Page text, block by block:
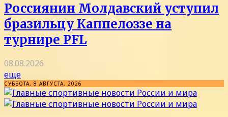
Россиянин Молдавский уступил
бразильцу Каппелоззе на
турнире PFL
08.08.2026
еще
СУББОТА, 8 АВГУСТА, 2026